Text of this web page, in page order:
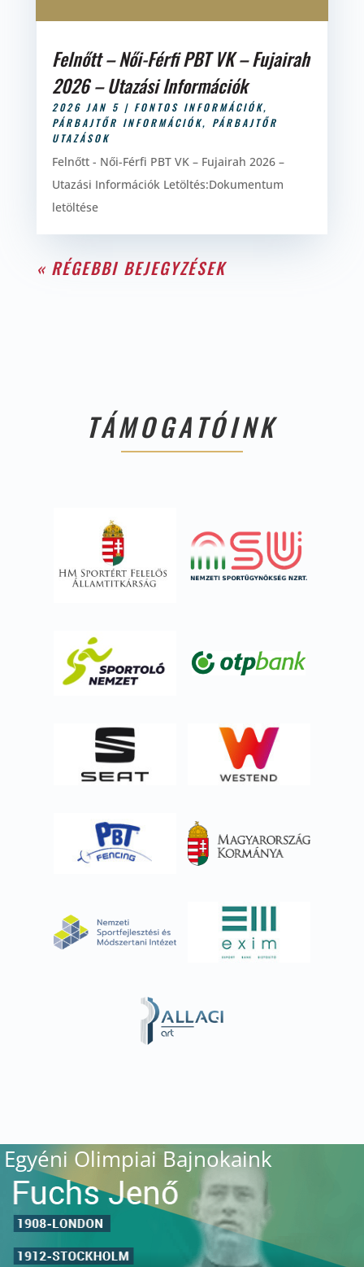
Felnőtt – Női-Férfi PBT VK – Fujairah
2026 – Utazási Információk
2026 JAN 5 | FONTOS INFORMÁCIÓK,
PÁRBAJTŐR INFORMÁCIÓK, PÁRBAJTŐR
UTAZÁSOK
Felnőtt - Női-Férfi PBT VK – Fujairah 2026 –
Utazási Információk Letöltés:Dokumentum
letöltése
« RÉGEBBI BEJEGYZÉSEK
TÁMOGATÓINK
Egyéni Olimpiai Bajnokaink